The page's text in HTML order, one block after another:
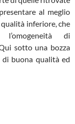
al meglio
inferiore, che
l’omogeneità di
sotto una bozza
buona qualità ed